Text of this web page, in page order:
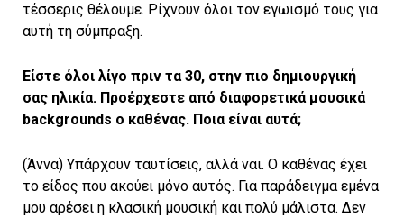
τέσσερις θέλουμε. Ρίχνουν όλοι τον εγωισμό τους για
αυτή τη σύμπραξη.
Είστε όλοι λίγο πριν τα 30, στην πιο δημιουργική
σας ηλικία. Προέρχεστε από διαφορετικά μουσικά
backgrounds ο καθένας. Ποια είναι αυτά;
(Άννα) Υπάρχουν ταυτίσεις, αλλά ναι. Ο καθένας έχει
το είδος που ακούει μόνο αυτός. Για παράδειγμα εμένα
μου αρέσει η κλασική μουσική και πολύ μάλιστα. Δεν